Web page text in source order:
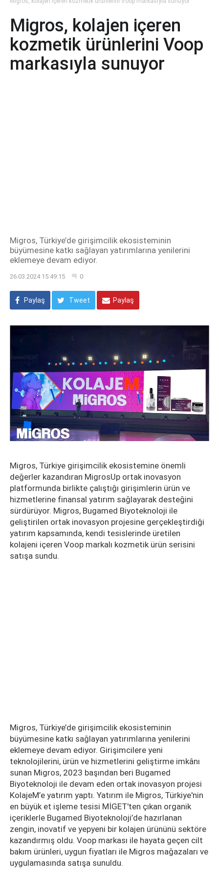
Migros, kolajen içeren
kozmetik ürünlerini Voop
markasıyla sunuyor
Migros, Türkiye’de girişimcilik ekosisteminin
büyümesine katkı sağlayan yatırımlarına yenilerini
eklemeye devam ediyor.
26.03.2024 15:49:15 0
Paylaş Tweet Paylaş
Migros, Türkiye girişimcilik ekosistemine önemli
değerler kazandıran MigrosUp ortak inovasyon
platformunda birlikte çalıştığı girişimlerin ürün ve
hizmetlerine finansal yatırım sağlayarak desteğini
sürdürüyor. Migros, Bugamed Biyoteknoloji ile
geliştirilen ortak inovasyon projesine gerçekleştirdiği
yatırım kapsamında, kendi tesislerinde üretilen
kolajeni içeren Voop markalı kozmetik ürün serisini
satışa sundu.
Migros, Türkiye’de girişimcilik ekosisteminin
büyümesine katkı sağlayan yatırımlarına yenilerini
eklemeye devam ediyor. Girişimcilere yeni
teknolojilerini, ürün ve hizmetlerini geliştirme imkânı
sunan Migros, 2023 başından beri Bugamed
Biyoteknoloji ile devam eden ortak inovasyon projesi
KolajeM’e yatırım yaptı. Yatırım ile Migros, Türkiye'nin
en büyük et işleme tesisi MİGET'ten çıkan organik
içeriklerle Bugamed Biyoteknoloji’de hazırlanan
zengin, inovatif ve yepyeni bir kolajen ürününü sektöre
kazandırmış oldu. Voop markası ile hayata geçen cilt
bakım ürünleri, uygun fiyatları ile Migros mağazaları ve
uygulamasında satışa sunuldu.